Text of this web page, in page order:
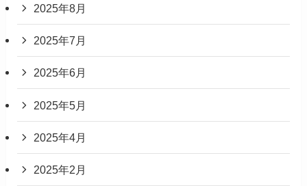
2025年8月
2025年7月
2025年6月
2025年5月
2025年4月
2025年2月